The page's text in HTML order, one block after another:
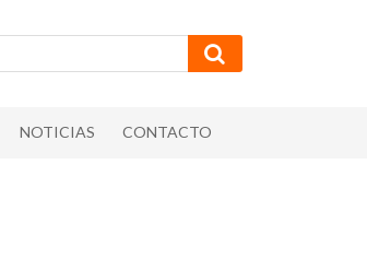
NOTICIAS CONTACTO